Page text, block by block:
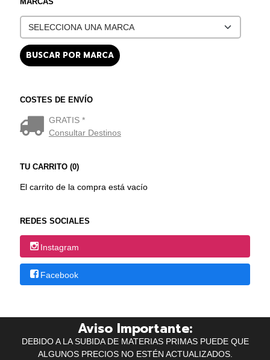
COSTES DE ENVÍO
GRATIS *
Consultar Destinos
TU CARRITO (0)
El carrito de la compra está vacío
REDES SOCIALES
Instagram
Facebook
Aviso Importante:
DEBIDO A LA SUBIDA DE MATERIAS PRIMAS PUEDE QUE
ALGUNOS PRECIOS NO ESTÉN ACTUALIZADOS.